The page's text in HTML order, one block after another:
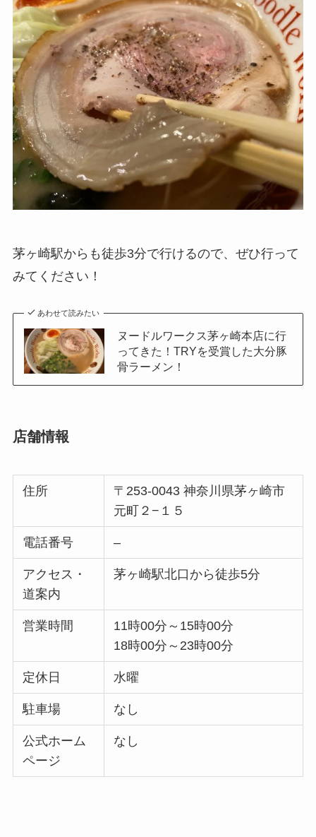
茅ヶ崎駅からも徒歩3分で行けるので、ぜひ行って
みてください！
あわせて読みたい
ヌードルワークス茅ヶ崎本店に行
ってきた！TRYを受賞した大分豚
骨ラーメン！
店舗情報
住所
〒253-0043 神奈川県茅ヶ崎市
元町２−１５
電話番号 –
アクセス・
道案内
茅ヶ崎駅北口から徒歩5分
営業時間
11時00分～15時00分
18時00分～23時00分
定休日 水曜
駐車場 なし
公式ホーム
ページ
なし